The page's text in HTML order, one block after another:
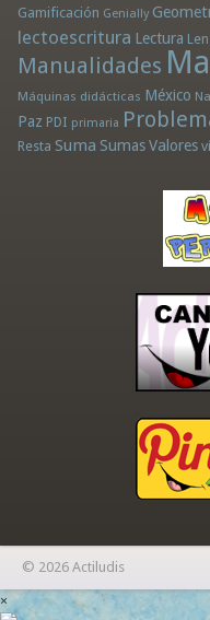
Gamificación Genially
lectoescritura Lectura
Manualidades
Máquinas didácticas México
Paz PDI primaria
Resta Suma Sumas Valores
© 2026 Actiludis
×